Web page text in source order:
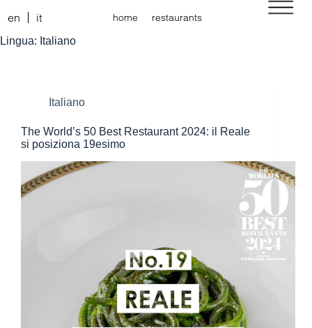
en it home restaurants
Lingua: Italiano
Italiano
The World’s 50 Best Restaurant 2024: il Reale
si posiziona 19esimo